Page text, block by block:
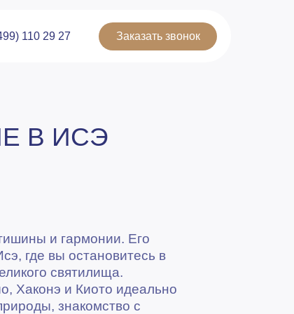
110 29 27 Заказать звонок
В ИСЭ
и гармонии. Его
где вы остановитесь в
святилища.
Хаконэ и Киото идеально
знакомство с